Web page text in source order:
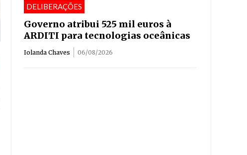
DELIBERAÇÕES
Governo atribui 525 mil euros à
ARDITI para tecnologias oceânicas
Iolanda Chaves 06/08/2026